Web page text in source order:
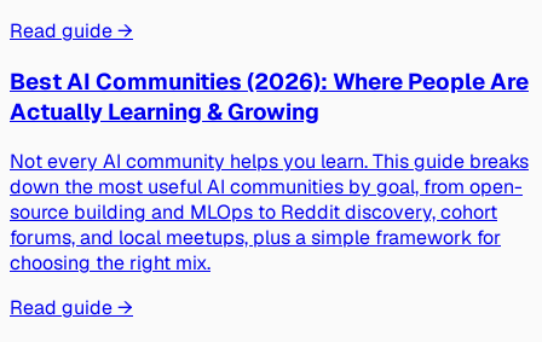
Read guide →
Best AI Communities (2026): Where People Are
Actually Learning & Growing
Not every AI community helps you learn. This guide breaks
down the most useful AI communities by goal, from open-
source building and MLOps to Reddit discovery, cohort
forums, and local meetups, plus a simple framework for
choosing the right mix.
Read guide →